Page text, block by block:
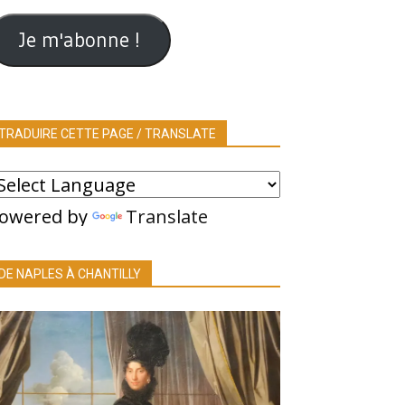
Je m'abonne !
CETTE PAGE / TRANSLATE
by Translate
NAPLES À CHANTILLY